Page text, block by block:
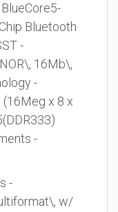
Bluetooth
-
16Mb\,
-
x 8 x
-
-
w/